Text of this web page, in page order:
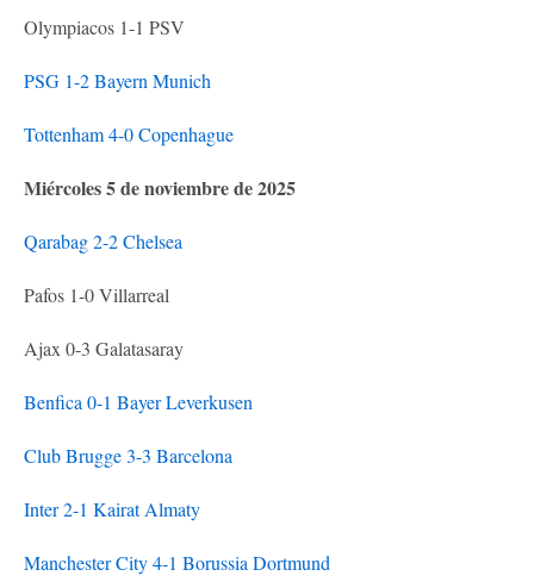
Olympiacos 1-1 PSV
PSG 1-2 Bayern Munich
Tottenham 4-0 Copenhague
Miércoles 5 de noviembre de 2025
Qarabag 2-2 Chelsea
Pafos 1-0 Villarreal
Ajax 0-3 Galatasaray
Benfica 0-1 Bayer Leverkusen
Club Brugge 3-3 Barcelona
Inter 2-1 Kairat Almaty
Manchester City 4-1 Borussia Dortmund